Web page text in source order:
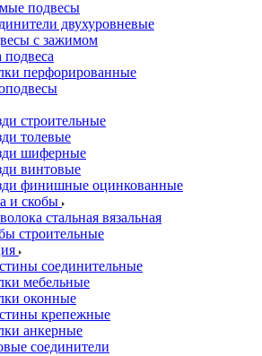
подвесы
двухуровневые
с зажимом
подвеса
перфорированные
строительные
толевые
шиферные
винтовые
финишные оцинкованные
и скобы
стальная вязальная
строительные
соединительные
мебельные
оконные
крепежные
анкерные
соединители